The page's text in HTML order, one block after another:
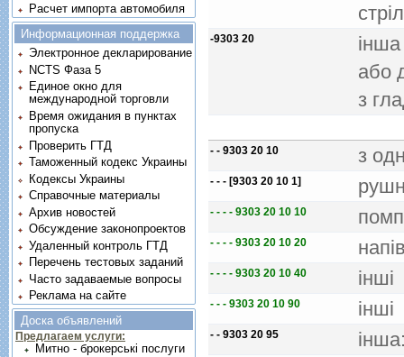
-9303 20
iнша
або
з
- - 9303 20 10 з
- - - [9303 20 10 1]
- - - - 9303 20 10 10
- - - - 9303 20 10 20
- - - - 9303 20 10 40 iншi
- - - 9303 20 10 90 iншi
- - 9303 20 95
Расчет импорта автомобиля
Информационная поддержка
Электронное декларирование
NCTS Фаза 5
Единое окно для
международной торговли
Время ожидания в пунктах
пропуска
Проверить ГТД
Таможенный кодекс Украины
Кодексы Украины
Справочные материалы
Архив новостей
Обсуждение законопроектов
Удаленный контроль ГТД
Перечень тестовых заданий
Часто задаваемые вопросы
Реклама на сайте
Доска объявлений
Предлагаем услуги:
Митно - брокерські послуги